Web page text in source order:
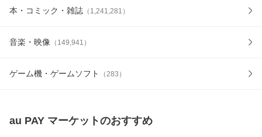
本・コミック・雑誌 （ 1,241,281 ）
音楽・映像 （ 149,941 ）
ゲーム機・ゲームソフト （283 ）
au PAY マーケットのおすすめ